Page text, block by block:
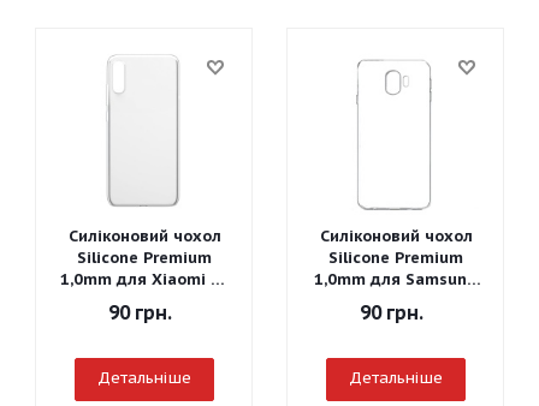
Силіконовий чохол
Silicone Premium
1,0mm для Xiaomi Mi
90грн.
Детальніше
Силіконовий чохол
Silicone Premium
1,0mm для Samsung
J260 Galaxy J2 Core
2018
90грн.
Детальніше